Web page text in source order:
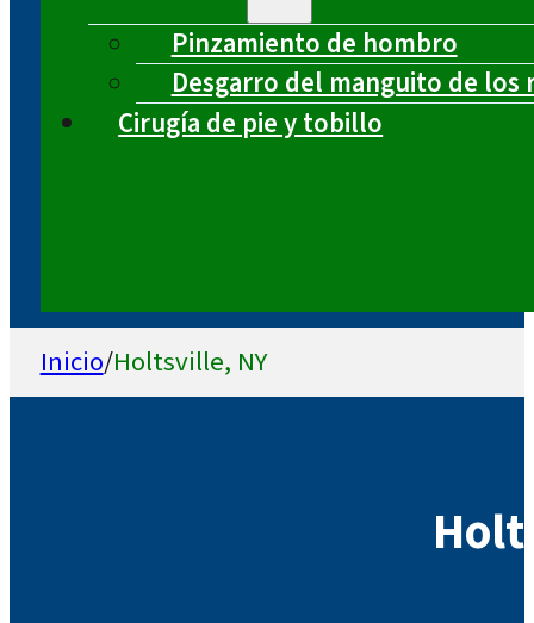
Pinzamiento de hombro
Desgarro del manguito de los
Cirugía de pie y tobillo
Inicio/Holtsville, NY